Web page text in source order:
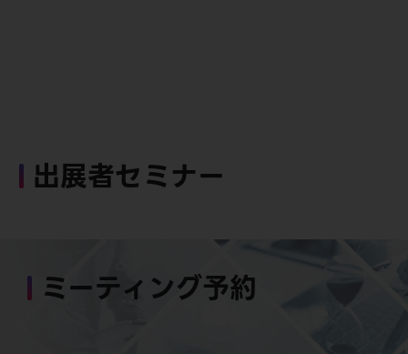
出展者セミナー
ミーティング予約